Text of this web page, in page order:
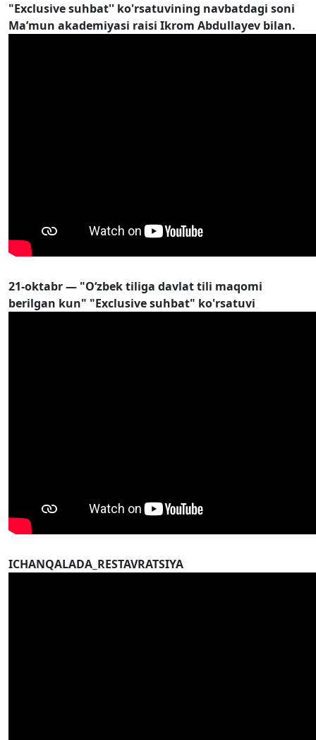
"Exclusive suhbat'' ko'rsatuvining navbatdagi soni
Ma’mun akademiyasi raisi Ikrom Abdullayev bilan.
21-oktabr — "O‘zbek tiliga davlat tili maqomi
berilgan kun" "Exclusive suhbat" ko'rsatuvi
ICHANQALADA_RESTAVRATSIYA